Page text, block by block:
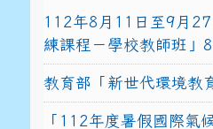
112年8月11日至9月27
練課程－學校教師班」
教育部「新世代環境教
「112年度暑假國際氣